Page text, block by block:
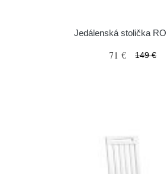
Jedálenská stolička
71 € 149 €